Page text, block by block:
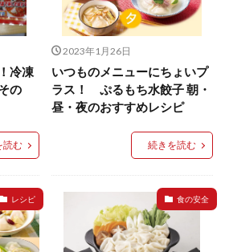
冷凍
の
読む
2023年1月26日
いつものメニューにちょいプ
ラス！ ぷるもち水餃子 朝・
昼・夜のおすすめレシピ
続きを読む
レシピ 食の安全
生産者 硬くなる
外食事業
油
鍋スープ
餃子と飲みたい 魚醬
麺
通販 質問
節約
米飯
羽根つき スタミナ肉餃子
羽根つき餃子
肉ニラ水餃子
袋入り餃子
お好み餃子
豆苗
大阪王将